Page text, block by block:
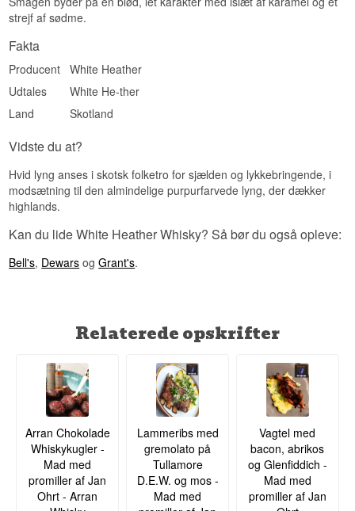
Lyt til vores podcast:
Ximénez-puncheons, Oloroso-puncheons og
Antal flasker: 2.000 stk.
puncheon-finish · Virgin Oak-tørhed · Lagdelt
kompleksitet
Med kun 2.000 flasker af en 21 år gammel
GlenAllachie og Billy Walker, ligger denne
samlere.
White Heather-brandet stammer oprindeligt fra
Campbell Distillers i 1950'erne og blev først
relanceret i 2021 – så denne 21-års bærer
var kongen af det skotske marked.
Se hele vores udvalg af White Heather
Se hele vores udvalg af
GlenAllachie
Lyt til vores podcast:
strejf af sødme.
Fakta
Producent
White Heather
Udtales
White He-ther
Land
Skotland
Vidste du at?
Hvid lyng anses i skotsk folketro for sjælden og lykkebringende, i
modsætning til den almindelige purpurfarvede lyng, der dækker
highlands.
Kan du lide White Heather Whisky? Så bør du også opleve:
Bell's, Dewars ogGrant's.
Relaterede opskrifter
Arran Chokolade
Whiskykugler -
Mad med
promiller af Jan
Ohrt - Arran
Lammeribs med
gremolato på
Tullamore
D.E.W. og mos -
Mad med
Vagtel med
bacon, abrikos
og Glenfiddich -
Mad med
promiller af Jan